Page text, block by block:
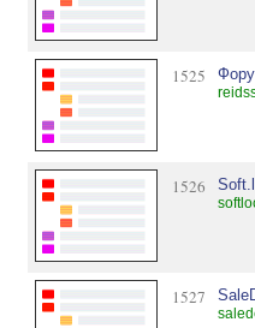
1525
1526
1527